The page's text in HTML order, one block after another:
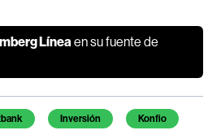
Línea en su fuente de
Inversión Konfio